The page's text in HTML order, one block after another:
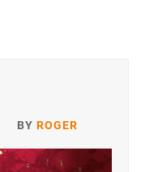
BY ROGER